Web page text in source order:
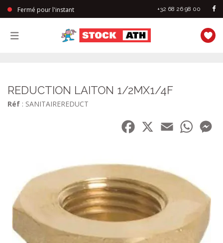
Fermé pour l'instant +32 68 26 98 00
REDUCTION LAITON 1/2MX1/4F
Réf : SANITAIREREDUCT
Facebook
Email